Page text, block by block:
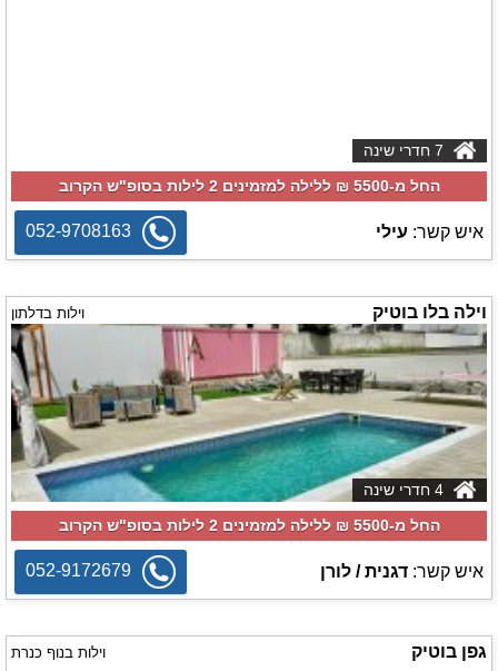
החל מ-‏5500 ₪ ללילה למזמינים 2 לילות בסופ"ש הקרוב
איש קשר: עילי 052-9708163
וילה בלו בוטיק וילות בדלתון
החל מ-‏5500 ₪ ללילה למזמינים 2 לילות בסופ"ש הקרוב
איש קשר: דגנית / לורן 052-9172679
גפן בוטיק וילות בנוף כנרת